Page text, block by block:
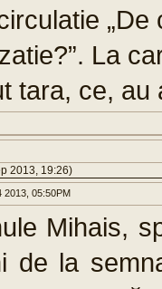
La
tara, ce, au
2013, 19:26)
2013, 05:50PM
Mihais,
de la